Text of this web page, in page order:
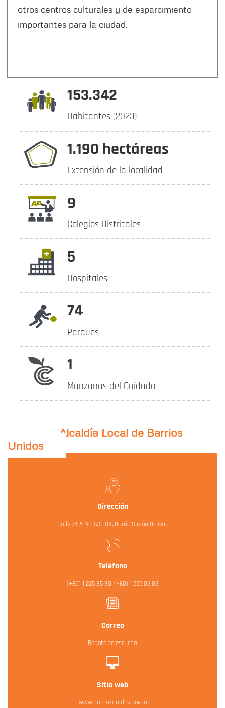
otros centros culturales y de esparcimiento
importantes para la ciudad.
153.342
Habitantes (2023)
1.190 hectáreas
Extensión de la localidad
9
Colegios Distritales
5
Hospitales
74
Parques
1
Manzanas del Cuidado
Alcaldía Local de Barrios
Unidos
Dirección
Calle 74 A No. 63 - 04, Barrio Simón Bolívar.
Teléfono
(+60) 1 225 85 80, (+60) 1 225 03 83
Correo
Bogotá te escucha
Sitio web
www.barriosunidos.gov.co